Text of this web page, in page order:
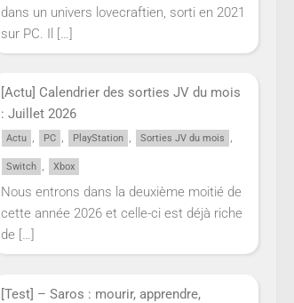
dans un univers lovecraftien, sorti en 2021
sur PC. Il […]
[Actu] Calendrier des sorties JV du mois
: Juillet 2026
Actu , PC , PlayStation , Sorties JV du mois ,
Switch , Xbox
Nous entrons dans la deuxième moitié de
cette année 2026 et celle-ci est déjà riche
de […]
[Test] – Saros : mourir, apprendre,